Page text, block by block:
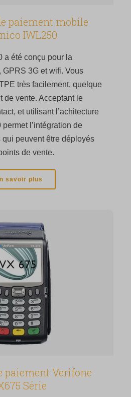
paiement mobile
IWL250
a été conçu pour la
GPRS 3G et wifi. Vous
très facilement, quelque
de vente. Acceptant le
et utilisant l’achitecture
permet l’intégration de
peuvent être déployés
de vente.
savoir plus
paiement Verifone
Série